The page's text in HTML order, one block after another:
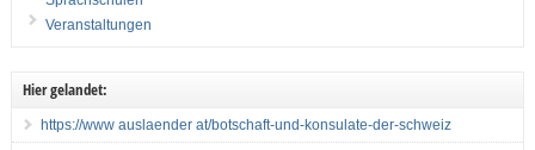
Veranstaltungen
Hier gelandet:
https://www auslaender at/botschaft-und-konsulate-der-schweiz